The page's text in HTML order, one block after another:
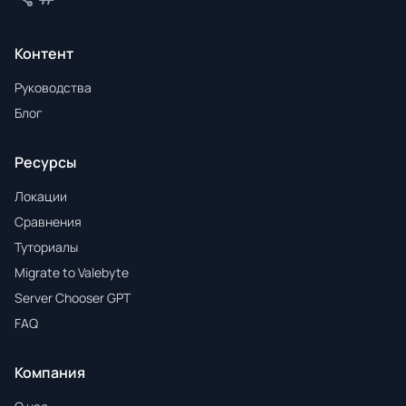
Контент
Руководства
Блог
Ресурсы
Локации
Сравнения
Туториалы
Migrate to Valebyte
Server Chooser GPT
FAQ
Компания